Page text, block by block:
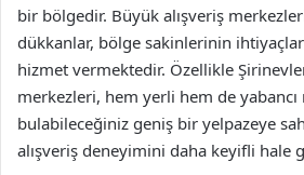
bir bölgedir. Büyük alışveriş
dükkanlar, bölge sakinlerinin
hizmet vermektedir. Özellikle
merkezleri, hem yerli hem de
bulabileceğiniz geniş bir yelpazeye
alışveriş deneyimini daha keyifli hale